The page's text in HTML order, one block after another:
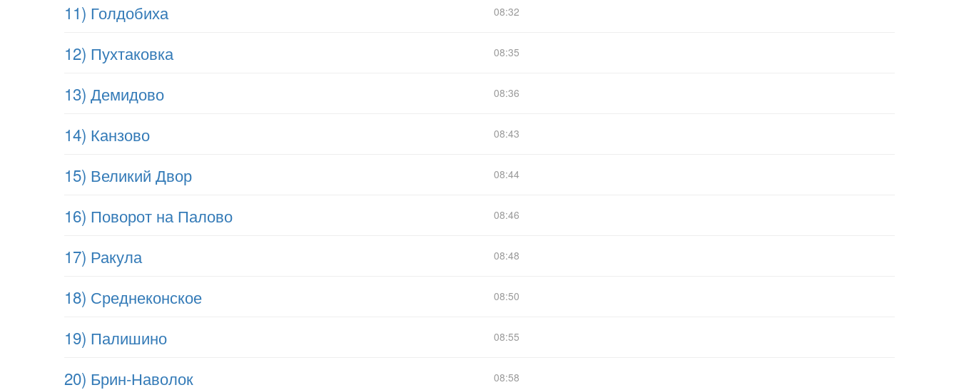
11) Голдобиха 08:32
12) Пухтаковка 08:35
13) Демидово 08:36
14) Канзово 08:43
15) Великий Двор 08:44
16) Поворот на Палово 08:46
17) Ракула 08:48
18) Среднеконское 08:50
19) Палишино 08:55
20) Брин-Наволок 08:58